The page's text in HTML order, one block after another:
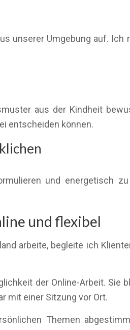
unserer Umgebung auf. Ich
aus der Kindheit
entscheiden können.
und energetisch
und flexibel
arbeite, begleite ich
der Online-Arbeit. Sie
mit einer Sitzung vor Ort.
Themen